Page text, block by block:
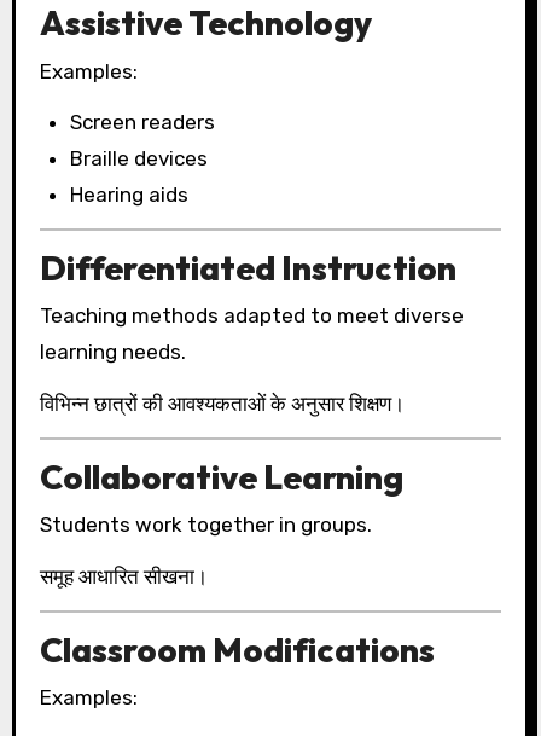
Assistive Technology
Examples:
Screen readers
Braille devices
Hearing aids
Differentiated Instruction
Teaching methods adapted to meet diverse
learning needs.
विभिन्न छात्रों की आवश्यकताओं के अनुसार शिक्षण।
Collaborative Learning
Students work together in groups.
समूह आधारित सीखना।
Classroom Modifications
Examples: